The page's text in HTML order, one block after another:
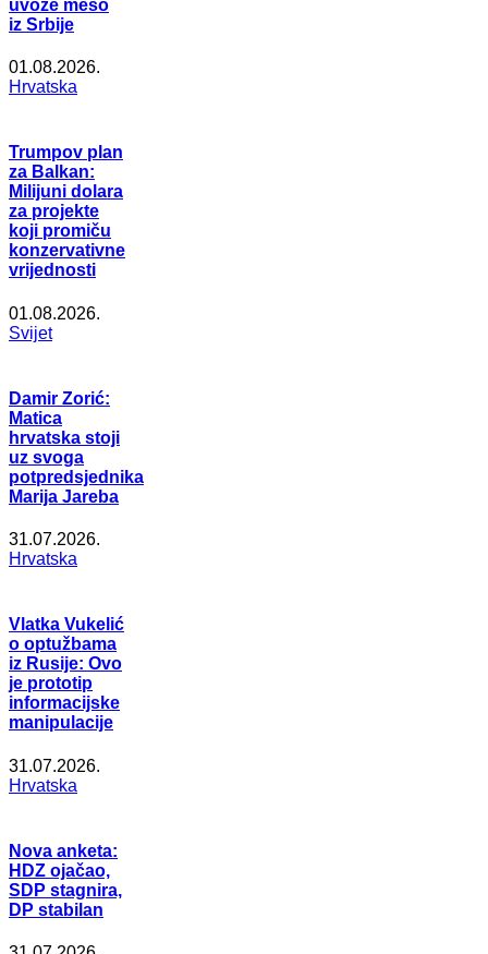
uvoze meso
iz Srbije
01.08.2026.
Hrvatska
Trumpov plan
za Balkan:
Milijuni dolara
za projekte
koji promiču
konzervativne
vrijednosti
01.08.2026.
Svijet
Damir Zorić:
Matica
hrvatska stoji
uz svoga
potpredsjednika
Marija Jareba
31.07.2026.
Hrvatska
Vlatka Vukelić
o optužbama
iz Rusije: Ovo
je prototip
informacijske
manipulacije
31.07.2026.
Hrvatska
Nova anketa:
HDZ ojačao,
SDP stagnira,
DP stabilan